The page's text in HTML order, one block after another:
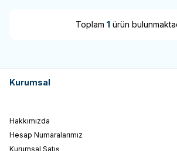
Toplam 1 ürün
Kurumsal
Hakkımızda
Hesap Numaralarımız
Kurumsal Satış